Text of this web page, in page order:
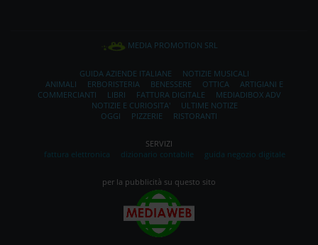
MEDIA PROMOTION SRL
GUIDA AZIENDE ITALIANE
NOTIZIE MUSICALI
ANIMALI
ERBORISTERIA BENESSERE OTTICA
ARTIGIANI E
COMMERCIANTI
LIBRI FATTURA DIGITALE
MEDIADIBOX ADV
NOTIZIE E CURIOSITA'
ULTIME NOTIZE
OGGI
PIZZERIE RISTORANTI
SERVIZI
fattura elettronica
dizionario contabile guida negozio digitale
per la pubblicità su questo sito